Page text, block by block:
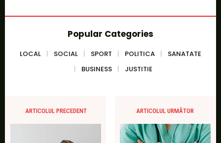
Popular Categories
LOCAL SOCIAL SPORT POLITICA
SANATATE
BUSINESS
JUSTITIE
ARTICOLUL PRECEDENT ARTICOLUL URMĂTOR